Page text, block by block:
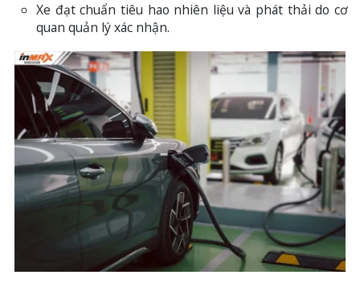
Xe đạt chuẩn tiêu hao nhiên liệu và phát thải do cơ
quan quản lý xác nhận.